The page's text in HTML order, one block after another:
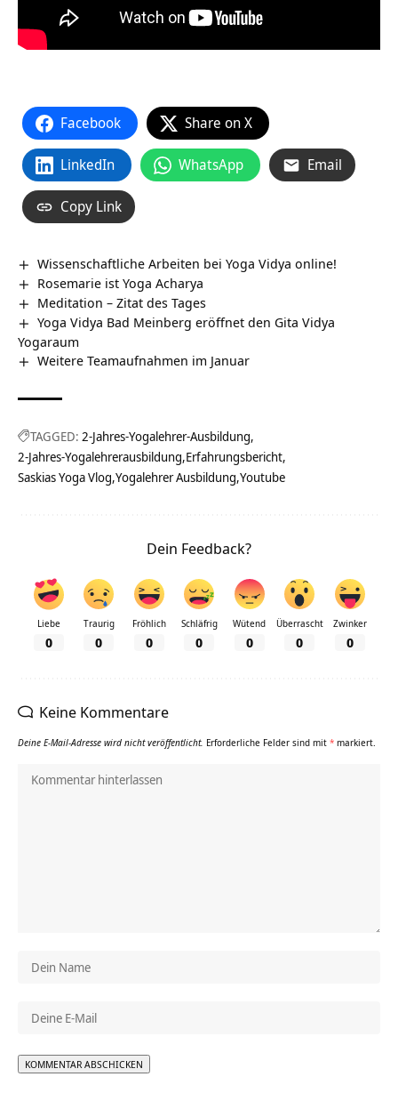
Facebook Share on X
LinkedIn WhatsApp Email
Copy Link
Wissenschaftliche Arbeiten bei Yoga Vidya online!
Rosemarie ist Yoga Acharya
Meditation – Zitat des Tages
Yoga Vidya Bad Meinberg eröffnet den Gita Vidya
Yogaraum
Weitere Teamaufnahmen im Januar
TAGGED: 2-Jahres-Yogalehrer-Ausbildung
2-Jahres-Yogalehrerausbildung Erfahrungsbericht
Saskias Yoga Vlog Yogalehrer Ausbildung Youtube
Dein Feedback?
Liebe
0
Traurig
0
Fröhlich
0
Schläfrig
0
Wütend
0
Überrascht
0
Zwinker
0
Keine Kommentare
Deine E-Mail-Adresse wird nicht veröffentlicht. Erforderliche Felder sind mit * markiert.